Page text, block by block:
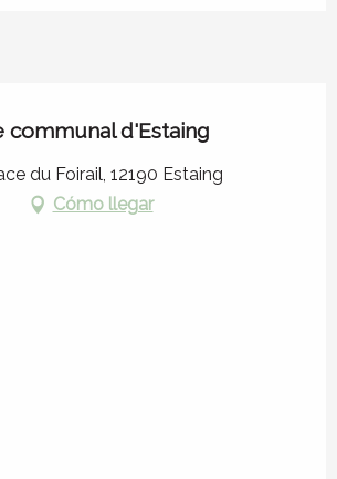
communal d'Estaing
du Foirail, 12190 Estaing
Cómo llegar